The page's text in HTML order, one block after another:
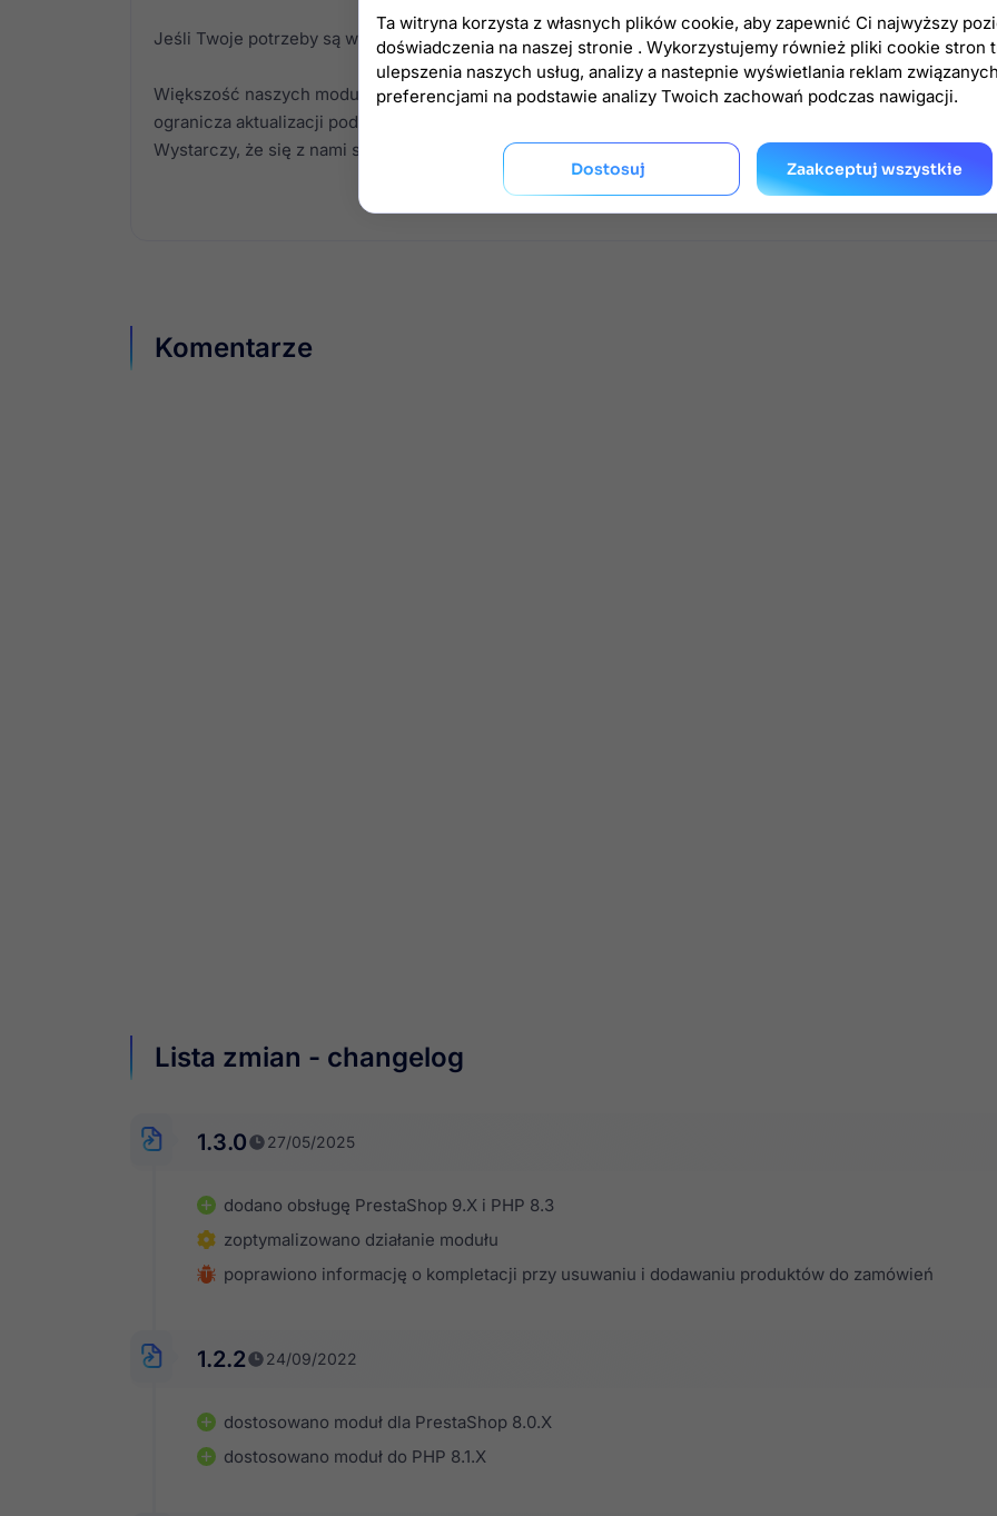
Jeśli Twoje potrzeby są większe i chcesz zmienić lub rozbudować funkcjonalnośćmodułu możemy ją
Większość naszych modułów posiada szereg wbudowanych hookówumożliwiających wygodne
ogranicza aktualizacji podstawowej wersji modułu.
Wystarczy, że się z nami skontaktujesz, a my przygotujemy dla Ciebiewycenęrozbudowy dodatku.
Komentarze
Lista zmian - changelog
1.3.0 27/05/2025
dodano obsługę PrestaShop 9.X i PHP 8.3
zoptymalizowano działanie modułu
poprawiono informację o kompletacji przy usuwaniu i dodawaniu produktów do zamówień
1.2.2 24/09/2022
dostosowano moduł dla PrestaShop 8.0.X
dostosowano moduł do PHP 8.1.X
Ta witryna korzysta z własnych plików cookie, aby zapewnić Ci najwyższy
doświadczenia na naszej stronie . Wykorzystujemy również pliki cookie stron
ulepszenia naszych usług, analizy a nastepnie wyświetlania reklam
preferencjami na podstawie analizy Twoich zachowań podczas nawigacji.
Dostosuj Zaakceptuj wszystkie